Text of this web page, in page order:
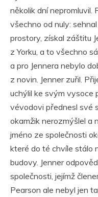
několik dní
všechno od nuly:
prostory, získal záštitu
z Yorku, a to všechno
a pro Jennera nebylo
z novin. Jenner zuřil.
uchýlil ke svým vysoce
vévodovi přednesl své
okamžik nerozmýšlel a
jméno ze společnosti
které do té chvíle stálo
budovy. Jenner
společnosti, jejímž
Pearson ale nebyl jen